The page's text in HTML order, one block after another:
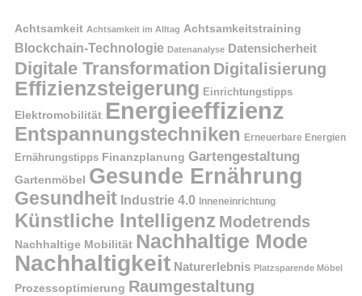
Achtsamkeit Achtsamkeit im Alltag Achtsamkeitstraining
Blockchain-Technologie Datenanalyse Datensicherheit
Digitale Transformation Digitalisierung
Effizienzsteigerung Einrichtungstipps
Elektromobilität Energieeffizienz
Entspannungstechniken Erneuerbare Energien
Ernährungstipps Finanzplanung Gartengestaltung
Gartenmöbel Gesunde Ernährung
Gesundheit Industrie 4.0 Inneneinrichtung
Künstliche Intelligenz Modetrends
Nachhaltige Mobilität Nachhaltige Mode
Nachhaltigkeit Naturerlebnis Platzsparende Möbel
Prozessoptimierung Raumgestaltung